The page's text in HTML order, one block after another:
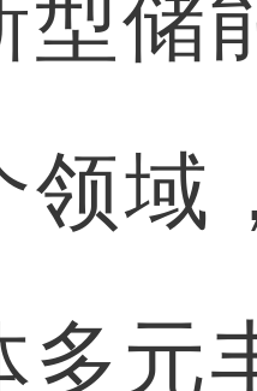
型储
领域
多元